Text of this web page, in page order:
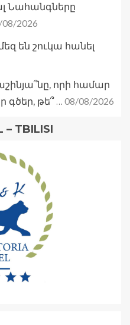
Նահանգները
2026
են շուկա հանել
որի համար
գծեր, թե՞ … 08/08/2026
– TBILISI